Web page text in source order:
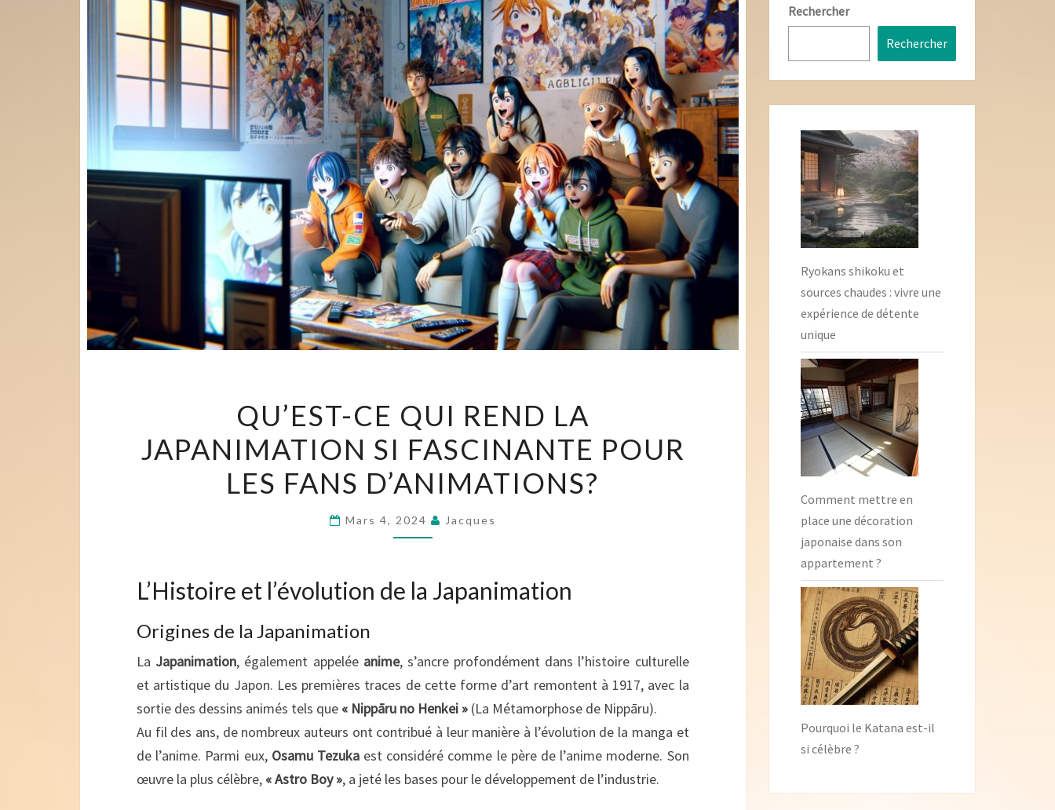
CE
QUI
REND
LA
JAPANIMATION
SI
POUR
LES
D’ANIMATIONS?
QU’EST-CE QUI REND LA
JAPANIMATION SI FASCINANTE POUR
LES FANS D’ANIMATIONS?
Mars 4, 2024 Jacques
L’Histoire et l’évolution de la Japanimation
Origines de la Japanimation
La Japanimation, également appelée anime, s’ancre profondément dans l’histoire culturelle
et artistique du Japon. Les premières traces de cette forme d’art remontent à 1917, avec la
sortie des dessins animés tels que « Nippāru no Henkei » (La Métamorphose de Nippāru).
Au fil des ans, de nombreux auteurs ont contribué à leur manière à l’évolution de la manga et
de l’anime. Parmi eux, Osamu Tezukaest considéré comme le père de l’anime moderne. Son
œuvre la plus célèbre, « Astro Boy », a jeté les bases pour le développement de l’industrie.
Rechercher
Rechercher
Ryokans shikoku et
sources chaudes : vivre une
expérience de détente
unique
Comment mettre en
place une décoration
japonaise dans son
appartement ?
Pourquoi le Katana est-il
si célèbre ?